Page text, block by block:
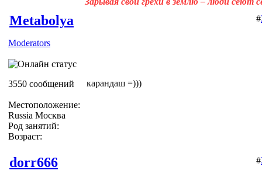
Metabolya
Moderators
3550 сообщений
Местоположение:
Russia Москва
Род занятий:
Возраст:
#
карандаш =)))
dorr666 #